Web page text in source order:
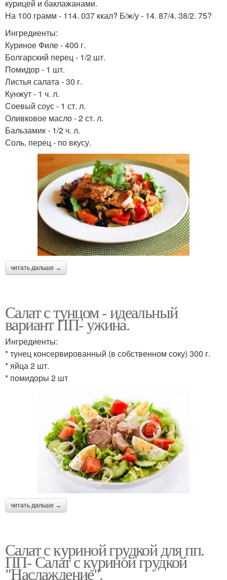
курицей и баклажанами.
На 100 грамм - 114. 037 ккал? Б/ж/у - 14. 87/4. 38/2. 75?
Ингредиенты:
Куриное Филе - 400 г.
Болгарский перец - 1/2 шт.
Помидор - 1 шт.
Листья салата - 30 г.
Кунжут - 1 ч. л.
Соевый соус - 1 ст. л.
Оливковое масло - 2 ст. л.
Бальзамик - 1/2 ч. л.
Соль, перец - по вкусу.
читать дальше →
Салат с тунцом - идеальный
вариант ПП- ужина.
Ингредиенты:
* тунец консервированный (в собственном соку) 300 г.
* яйца 2 шт.
* помидоры 2 шт
читать дальше →
Салат с куриной грудкой для пп.
ПП- Салат с куриной грудкой
"Наслаждение".